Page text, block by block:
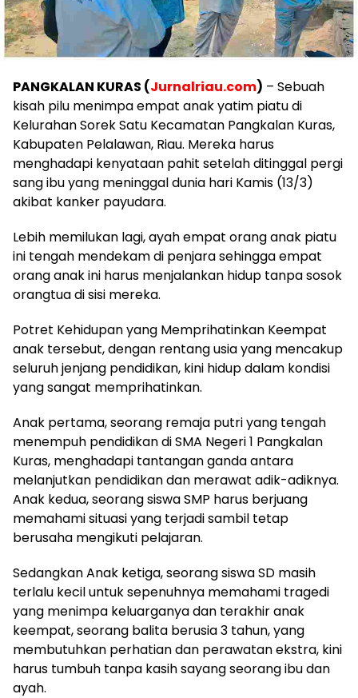
PANGKALAN KURAS (Jurnalriau.com) – Sebuah
kisah pilu menimpa empat anak yatim piatu di
Kelurahan Sorek Satu Kecamatan Pangkalan Kuras,
Kabupaten Pelalawan, Riau. Mereka harus
menghadapi kenyataan pahit setelah ditinggal pergi
sang ibu yang meninggal dunia hari Kamis (13/3)
akibat kanker payudara.
Lebih memilukan lagi, ayah empat orang anak piatu
ini tengah mendekam di penjara sehingga empat
orang anak ini harus menjalankan hidup tanpa sosok
orangtua di sisi mereka.
Potret Kehidupan yang Memprihatinkan Keempat
anak tersebut, dengan rentang usia yang mencakup
seluruh jenjang pendidikan, kini hidup dalam kondisi
yang sangat memprihatinkan.
Anak pertama, seorang remaja putri yang tengah
menempuh pendidikan di SMA Negeri 1 Pangkalan
Kuras, menghadapi tantangan ganda antara
melanjutkan pendidikan dan merawat adik-adiknya.
Anak kedua, seorang siswa SMP harus berjuang
memahami situasi yang terjadi sambil tetap
berusaha mengikuti pelajaran.
Sedangkan Anak ketiga, seorang siswa SD masih
terlalu kecil untuk sepenuhnya memahami tragedi
yang menimpa keluarganya dan terakhir anak
keempat, seorang balita berusia 3 tahun, yang
membutuhkan perhatian dan perawatan ekstra, kini
harus tumbuh tanpa kasih sayang seorang ibu dan
ayah.